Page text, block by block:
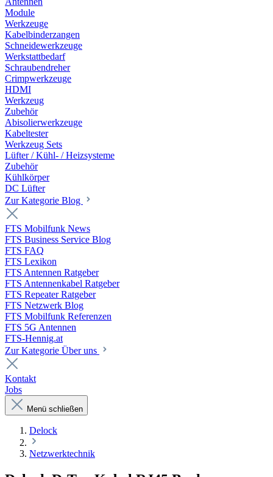
Module
Werkzeuge
Kabelbinderzangen
Schneidewerkzeuge
Werkstattbedarf
Schraubendreher
Crimpwerkzeuge
HDMI
Werkzeug
Zubehör
Abisolierwerkzeuge
Kabeltester
Werkzeug Sets
Lüfter / Kühl- / Heizsysteme
Zubehör
Kühlkörper
DC Lüfter
Zur Kategorie Blog
FTS Mobilfunk News
FTS Business Service Blog
FTS FAQ
FTS Lexikon
FTS Antennen Ratgeber
FTS Antennenkabel Ratgeber
FTS Repeater Ratgeber
FTS Netzwerk Blog
FTS Mobilfunk Referenzen
FTS 5G Antennen
FTS-Hennig.at
Zur Kategorie Über uns
Kontakt
Jobs
Menü schließen
Delock
Netzwerktechnik